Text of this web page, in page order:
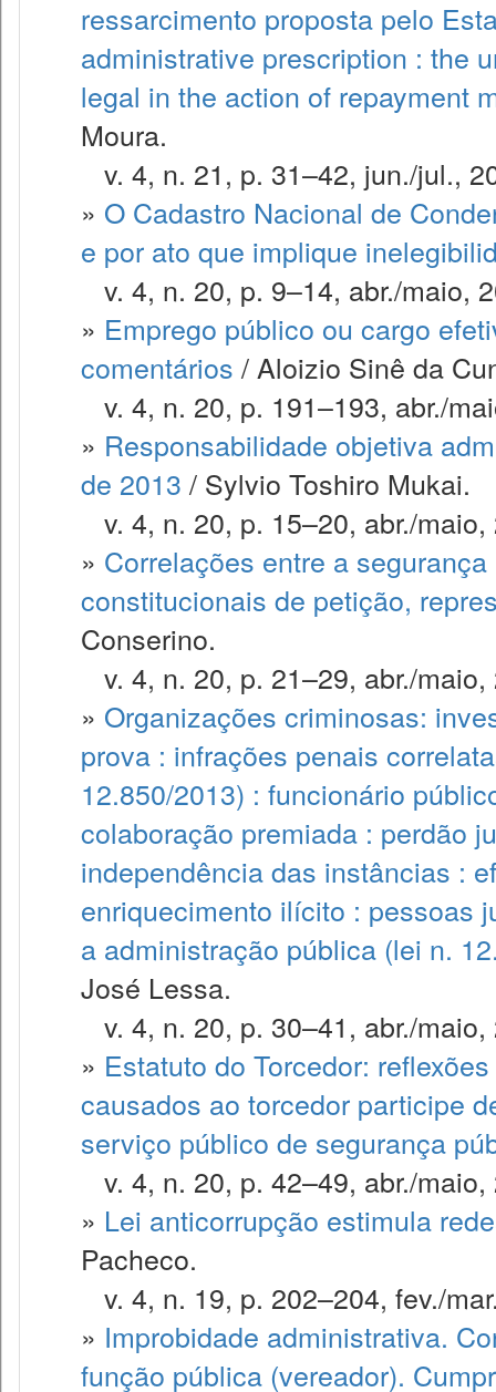
ressarcimento proposta pelo
administrative prescription : the
legal in the action of repayment
Moura.
v. 4, n. 21, p. 31–42, jun./jul.,
» O Cadastro Nacional de
e por ato que implique
v. 4, n. 20, p. 9–14, abr./maio,
» Emprego público ou cargo
comentários / Aloizio Sinê da
v. 4, n. 20, p. 191–193, abr./
» Responsabilidade objetiva
de 2013 / Sylvio Toshiro Mukai.
v. 4, n. 20, p. 15–20, abr./maio,
» Correlações entre a
constitucionais de petição,
Conserino.
v. 4, n. 20, p. 21–29, abr./maio,
» Organizações criminosas:
prova : infrações penais
12.850/2013) : funcionário
colaboração premiada : perdão
independência das instâncias :
enriquecimento ilícito : pessoas
a administração pública (lei n.
José Lessa.
v. 4, n. 20, p. 30–41, abr./maio,
» Estatuto do Torcedor:
causados ao torcedor participe
serviço público de segurança
v. 4, n. 20, p. 42–49, abr./maio,
» Lei anticorrupção estimula
Pacheco.
v. 4, n. 19, p. 202–204, fev./
» Improbidade administrativa.
função pública (vereador).